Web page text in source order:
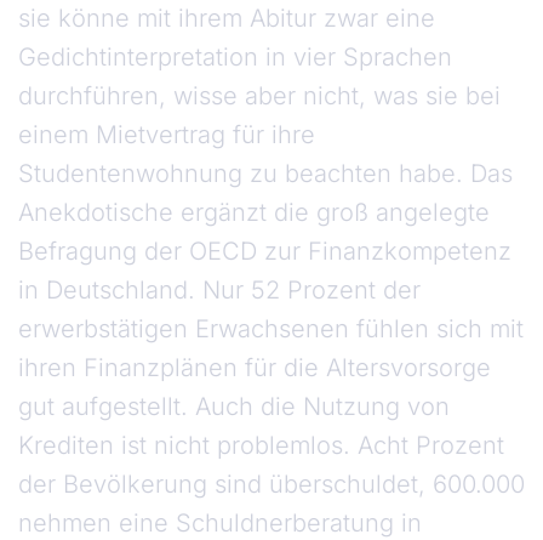
sie könne mit ihrem Abitur zwar eine
Gedichtinterpretation in vier Sprachen
durchführen, wisse aber nicht, was sie bei
einem Mietvertrag für ihre
Studentenwohnung zu beachten habe. Das
Anekdotische ergänzt die groß angelegte
Befragung der OECD zur Finanzkompetenz
in Deutschland. Nur 52 Prozent der
erwerbstätigen Erwachsenen fühlen sich mit
ihren Finanzplänen für die Altersvorsorge
gut aufgestellt. Auch die Nutzung von
Krediten ist nicht problemlos. Acht Prozent
der Bevölkerung sind überschuldet, 600.000
nehmen eine Schuldnerberatung in